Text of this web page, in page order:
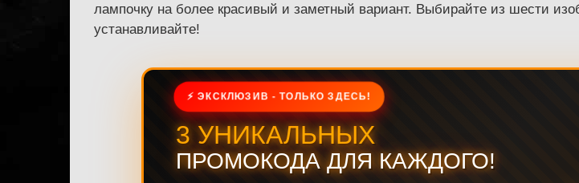
лампочку на более красивый и заметный вариант. Выбирайте из шести
устанавливайте!
⚡ ЭКСКЛЮЗИВ - ТОЛЬКО ЗДЕСЬ!
3 УНИКАЛЬНЫХ
ПРОМОКОДА ДЛЯ КАЖДОГО!